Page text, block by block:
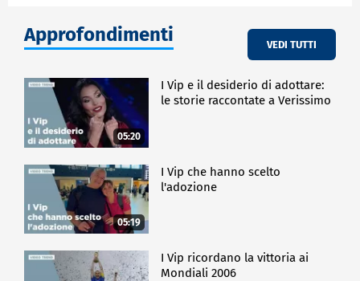
Approfondimenti VEDI TUTTI
05:20
I Vip e il desiderio di adottare:
le storie raccontate a Verissimo
05:19
I Vip che hanno scelto
l'adozione
I Vip ricordano la vittoria ai
Mondiali 2006